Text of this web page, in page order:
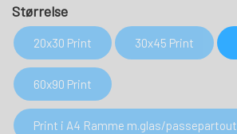
Størrelse
20x30 Print 30x45 Print
60x90 Print
Print i A4 Ramme m.glas/passepartout